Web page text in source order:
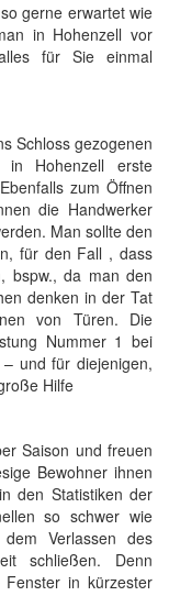
gerne erwartet wie
in Hohenzell vor
für Sie einmal
Schloss gezogenen
in Hohenzell erste
zum Öffnen
die Handwerker
Man sollte den
für den Fall , dass
bspw., da man den
denken in der Tat
von Türen. Die
Nummer 1 bei
und für diejenigen,
Hilfe
Saison und freuen
Bewohner ihnen
den Statistiken der
so schwer wie
Verlassen des
schließen. Denn
Fenster in kürzester